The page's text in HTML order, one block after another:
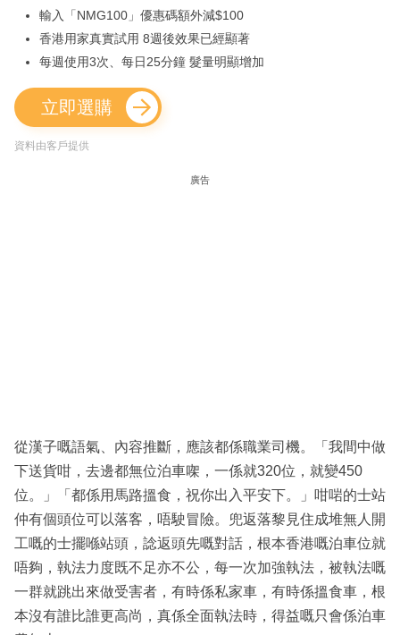
輸入「NMG100」優惠碼額外減$100
香港用家真實試用 8週後效果已經顯著
每週使用3次、每日25分鐘 髮量明顯增加
立即選購
資料由客戶提供
廣告
從漢子嘅語氣、內容推斷，應該都係職業司機。「我間中做
下送貨咁，去邊都無位泊車㗎，一係就320位，就變450
位。」「都係用馬路搵食，祝你出入平安下。」咁啱的士站
仲有個頭位可以落客，唔駛冒險。兜返落黎見住成堆無人開
工嘅的士擺喺站頭，諗返頭先嘅對話，根本香港嘅泊車位就
唔夠，執法力度既不足亦不公，每一次加強執法，被執法嘅
一群就跳出來做受害者，有時係私家車，有時係搵食車，根
本沒有誰比誰更高尚，真係全面執法時，得益嘅只會係泊車